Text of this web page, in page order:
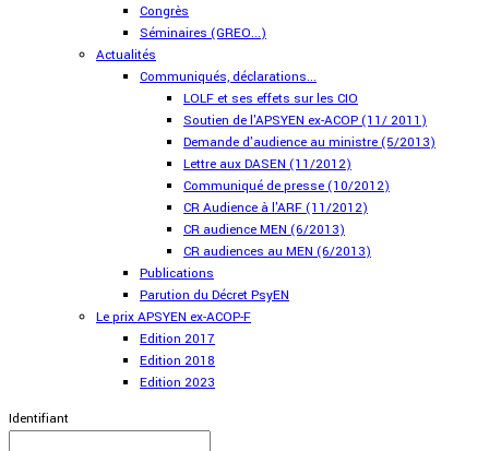
Congrès
Séminaires (GREO...)
Actualités
Communiqués, déclarations...
LOLF et ses effets sur les CIO
Soutien de l'APSYEN ex-ACOP (11/ 2011)
Demande d'audience au ministre (5/2013)
Lettre aux DASEN (11/2012)
Communiqué de presse (10/2012)
CR Audience à l'ARF (11/2012)
CR audience MEN (6/2013)
CR audiences au MEN (6/2013)
Publications
Parution du Décret PsyEN
Le prix APSYEN ex-ACOP-F
Edition 2017
Edition 2018
Edition 2023
Identifiant